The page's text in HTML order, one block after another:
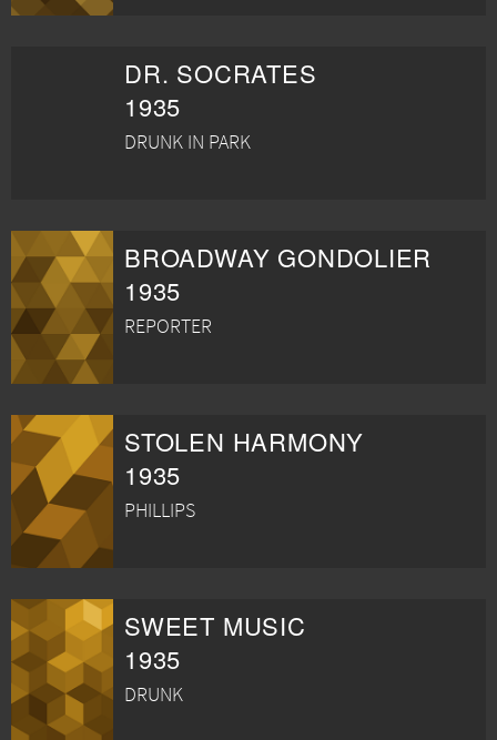
DR. SOCRATES
1935
DRUNK IN PARK
BROADWAY GONDOLIER
1935
REPORTER
STOLEN HARMONY
1935
PHILLIPS
SWEET MUSIC
1935
DRUNK